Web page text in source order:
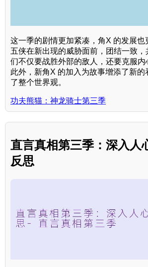
这一季的剧情更加紧凑，角X 的发展也
五侠在新出现的威胁面前，团结一致
们不仅要战胜外部的敌人，还要克服内
此外，新角X 的加入为故事增添了新的
了整个世界观。
功夫熊猫：神龙骑士第三季
直言真相第三季：深入人
反思